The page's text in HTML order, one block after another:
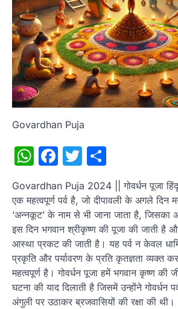
Govardhan Puja
WhatsApp
Facebook
Twitter
Govardhan Puja 2024 || गोवर्धन पूजा हिंदू
एक महत्वपूर्ण पर्व है, जो दीपावली के अगले दिन
‘अन्नकूट’ के नाम से भी जाना जाता है, जिसका
इस दिन भगवान श्रीकृष्ण की पूजा की जाती है
आस्था प्रकट की जाती है। यह पर्व न केवल
प्रकृति और पर्यावरण के प्रति कृतज्ञता व्यक्त
महत्वपूर्ण है। गोवर्धन पूजा हमें भगवान कृष्ण की
घटना की याद दिलाती है जिसमें उन्होंने गोवर्धन
अंगुली पर उठाकर ब्रजवासियों की रक्षा की थी।